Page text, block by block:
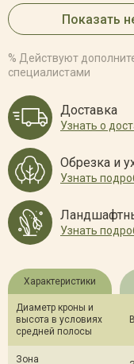
Показать
% Действуют
специалистами
Доставка
Узнать о
Обрезка и
Узнать
Узнать
Характеристики
Диаметр кроны и
высота в условиях
средней полосы
Зона